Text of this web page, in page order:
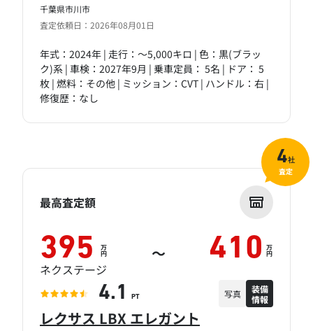
千葉県市川市
査定依頼日：2026年08月01日
年式：2024年 | 走行：～5,000キロ | 色：黒(ブラッ
ク)系 | 車検：2027年9月 | 乗車定員： 5名 | ドア： 5
枚 | 燃料：その他 | ミッション：CVT | ハンドル：右 |
修復歴：なし
レクサス LBX エレガント
最高査定額
395 万
円 ～ 410 万
円
ネクステージ
4.1 PT 写真
装備
情報
4社
査定